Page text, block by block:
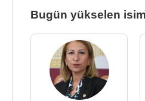
Bugün yükselen